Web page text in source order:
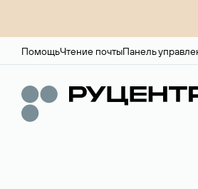
ПомощьЧтение почтыПанель